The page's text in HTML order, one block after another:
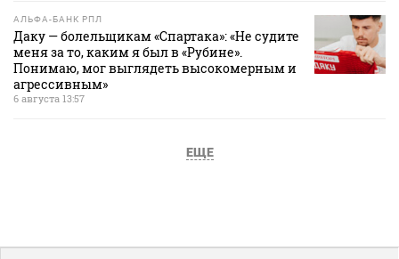
АЛЬФА-БАНК РПЛ
Даку — болельщикам «Спартака»: «Не судите
меня за то, каким я был в «Рубине».
Понимаю, мог выглядеть высокомерным и
агрессивным»
6 августа 13:57
ЕЩЕ